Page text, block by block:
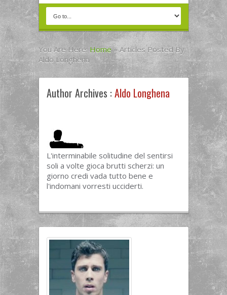
You Are Here: Home » Articles Posted By
Aldo Longhena
Author Archives :Aldo Longhena
L'interminabile solitudine del sentirsi
soli a volte gioca brutti scherzi: un
giorno credi vada tutto bene e
l'indomani vorresti ucciderti.